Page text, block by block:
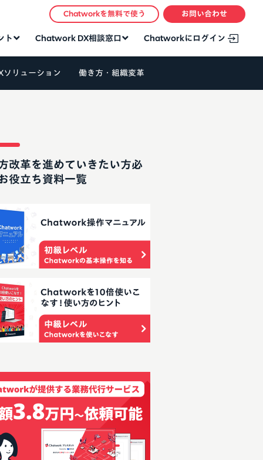
ト Chatwork DX相談窓口 Chatworkにログイン
Chatworkを無料で使う お問い合わせ
ソリューション 働き方・組織変革
改革を進めていきたい方必
役立ち資料一覧